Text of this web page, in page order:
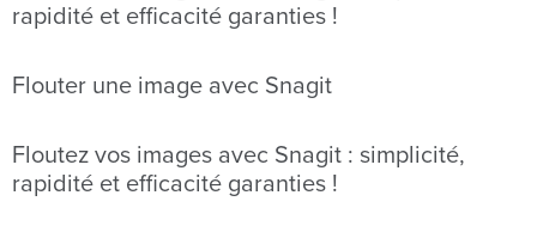
rapidité et efficacité garanties !
Flouter une image avec Snagit
Floutez vos images avec Snagit : simplicité,
rapidité et efficacité garanties !